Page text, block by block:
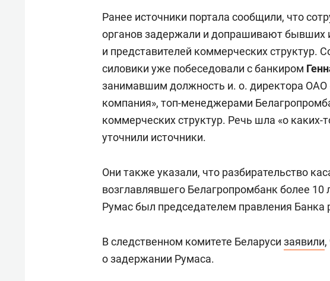
Ранее источники портала сообщили, что
органов задержали и допрашивают бывших
и представителей коммерческих структур.
силовики уже побеседовали с банкиром
занимавшим должность и. о. директора ОАО
компания», топ-менеджерами
коммерческих структур. Речь шла «о каких-
уточнили источники.
Они также указали, что разбирательство
возглавлявшего Белагропромбанк более 10
Румас был председателем правления Банка
В следственном комитете Беларуси заявили
о задержании Румаса.
комфорта под Казанью
безопасность в ЖК